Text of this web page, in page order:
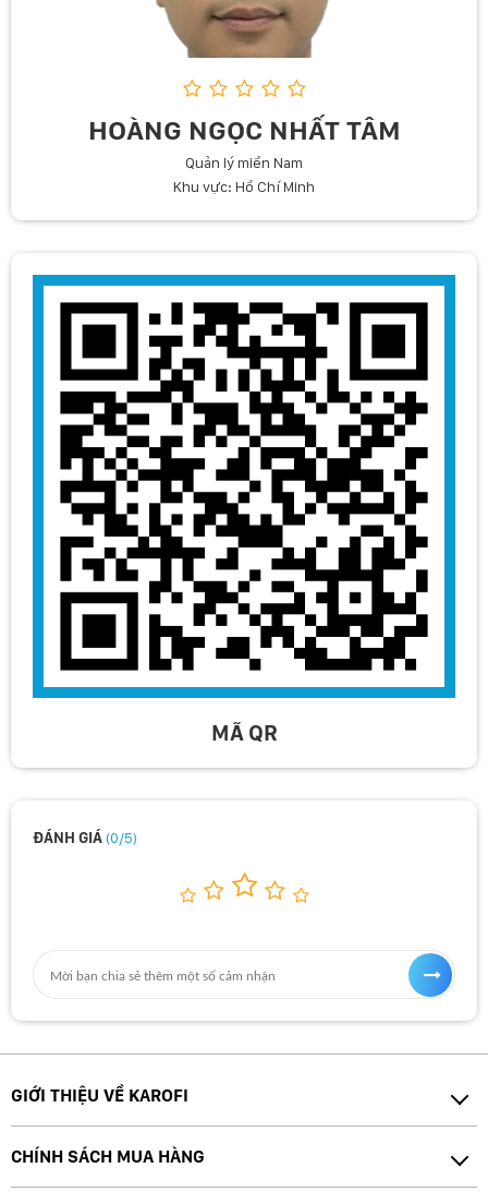
HOÀNG NGỌC NHẤT TÂM
Quản lý miền Nam
Khu vực: Hồ Chí Minh
MÃ QR
ĐÁNH GIÁ (0/5)
GIỚI THIỆU VỀ KAROFI
CHÍNH SÁCH MUA HÀNG